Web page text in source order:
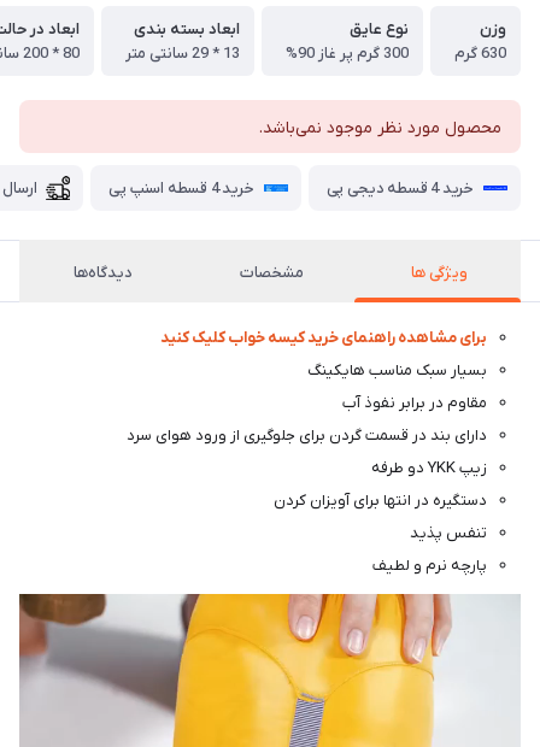
وزن
630 گرم
نوع عایق
300 گرم پر غاز 90%
ابعاد بسته بندی
13 * 29 سانتی متر
ابعاد در
80 * 200 سانتی متر
محصول مورد نظر موجود نمی‌باشد.
خرید 4 قسطه دیجی پی خرید 4 قسطه اسنپ پی
ویژگی ها مشخصات دیدگاه‌ها
برای مشاهده راهنمای خرید کیسه خواب کلیک کنید
بسیار سبک مناسب هایکینگ
مقاوم در برابر نفوذ آب
دارای بند در قسمت گردن برای جلوگیری از ورود هوای سرد
زیپ YKK دو طرفه
دستگیره در انتها برای آویزان کردن
تنفس پذید
پارچه نرم و لطیف